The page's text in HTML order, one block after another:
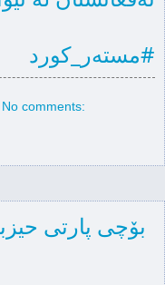
#مسته‌ر_كورد
No comments:
بۆچی پارتی